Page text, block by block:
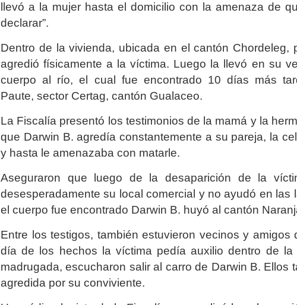
llevó a la mujer hasta el domicilio con la amenaza de
declarar”.
Dentro de la vivienda, ubicada en el cantón Chordeleg,
agredió físicamente a la víctima. Luego la llevó en su
cuerpo al río, el cual fue encontrado 10 días más
Paute, sector Certag, cantón Gualaceo.
La Fiscalía presentó los testimonios de la mamá y la
que Darwin B. agredía constantemente a su pareja, la
y hasta le amenazaba con matarle.
Aseguraron que luego de la desaparición de la
desesperadamente su local comercial y no ayudó en
el cuerpo fue encontrado Darwin B. huyó al cantón
Entre los testigos, también estuvieron vecinos y amigos
día de los hechos la víctima pedía auxilio dentro de
madrugada, escucharon salir al carro de Darwin B. Ellos
agredida por su conviviente.